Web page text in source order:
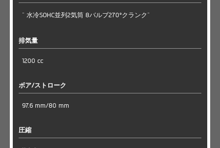
" 水冷SOHC並列2気筒 8バルブ270°クランク"
排気量
1200 cc
ボア/ストローク
97.6 mm/80 mm
圧縮